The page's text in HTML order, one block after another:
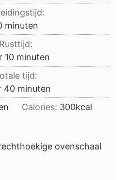
minuten
minuten
Rusttijd:
10minuten
minuten
tijd:
40minuten
minuten
Calories: 300kcal
ovenschaal